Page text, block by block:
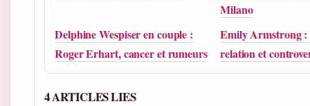
Milano
Delphine Wespiser en couple :
Roger Erhart, cancer et rumeurs
Emily Armstrong :
relation et
4 ARTICLES LIES